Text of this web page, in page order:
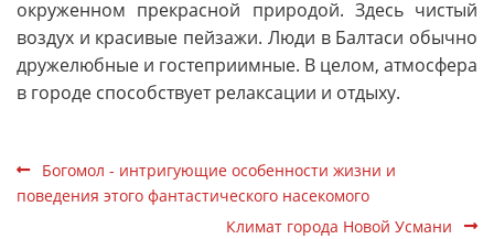
окруженном прекрасной природой. Здесь чистый
воздух и красивые пейзажи. Люди в Балтаси обычно
дружелюбные и гостеприимные. В целом, атмосфера
в городе способствует релаксации и отдыху.
Богомол - интригующие особенности жизни и
поведения этого фантастического насекомого
Климат города Новой Усмани